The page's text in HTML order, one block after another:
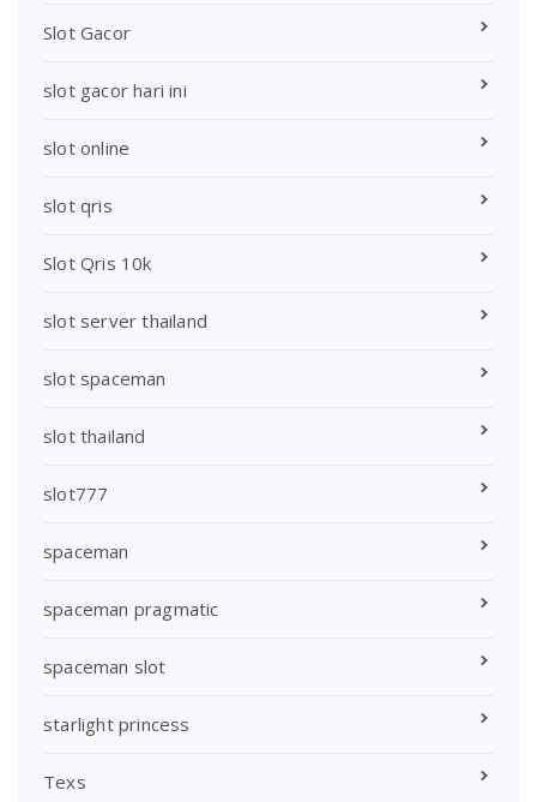
Slot Gacor
slot gacor hari ini
slot online
slot qris
Slot Qris 10k
slot server thailand
slot spaceman
slot thailand
slot777
spaceman
spaceman pragmatic
spaceman slot
starlight princess
Texs